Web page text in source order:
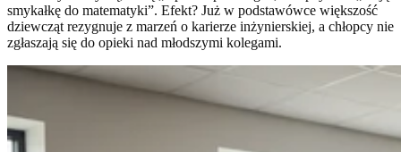
smykałkę do matematyki”. Efekt? Już w podstawówce większość
dziewcząt rezygnuje z marzeń o karierze inżynierskiej, a chłopcy nie
zgłaszają się do opieki nad młodszymi kolegami.